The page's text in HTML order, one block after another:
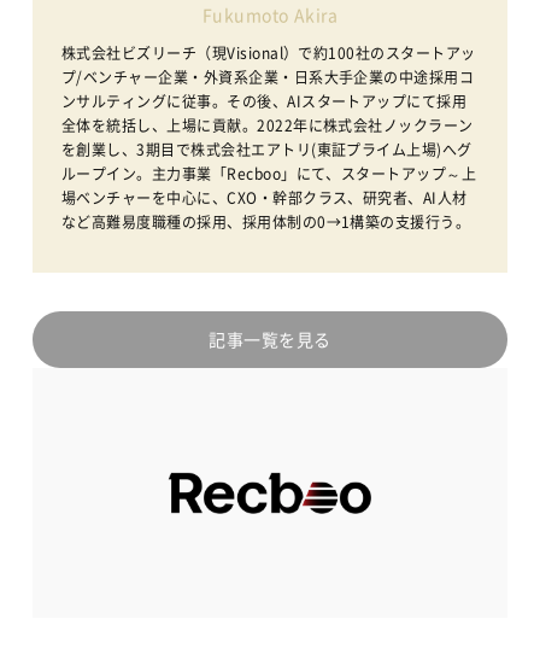
Fukumoto Akira
株式会社ビズリーチ（現Visional）で約100社のスタートアッ
プ/ベンチャー企業・外資系企業・日系大手企業の中途採用コ
ンサルティングに従事。その後、AIスタートアップにて採用
全体を統括し、上場に貢献。2022年に株式会社ノックラーン
を創業し、3期目で株式会社エアトリ(東証プライム上場)へグ
ループイン。主力事業「Recboo」にて、スタートアップ～上
場ベンチャーを中心に、CXO・幹部クラス、研究者、AI人材
など高難易度職種の採用、採用体制の0→1構築の支援行う。
記事一覧を見る